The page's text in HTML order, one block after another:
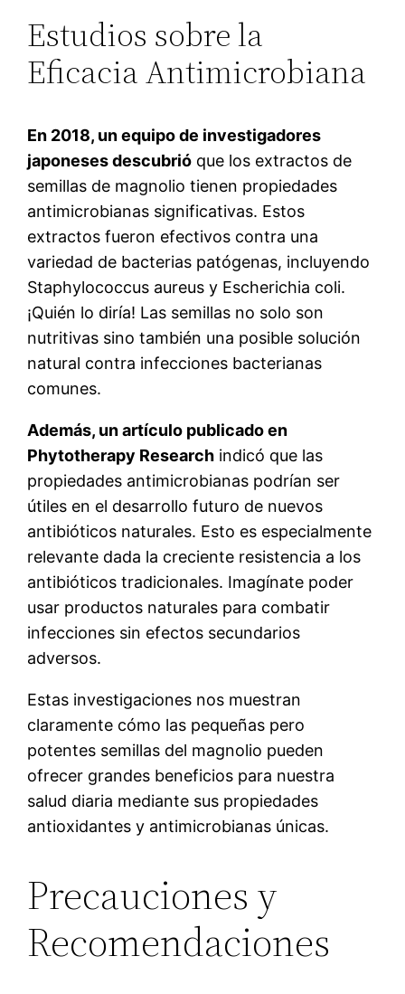
Estudios sobre la
Eficacia Antimicrobiana
En 2018, un equipo de investigadores
japoneses descubrió que los extractos de
semillas de magnolio tienen propiedades
antimicrobianas significativas. Estos
extractos fueron efectivos contra una
variedad de bacterias patógenas, incluyendo
Staphylococcus aureus y Escherichia coli.
¡Quién lo diría! Las semillas no solo son
nutritivas sino también una posible solución
natural contra infecciones bacterianas
comunes.
Además, un artículo publicado en
Phytotherapy Research indicó que las
propiedades antimicrobianas podrían ser
útiles en el desarrollo futuro de nuevos
antibióticos naturales. Esto es especialmente
relevante dada la creciente resistencia a los
antibióticos tradicionales. Imagínate poder
usar productos naturales para combatir
infecciones sin efectos secundarios
adversos.
Estas investigaciones nos muestran
claramente cómo las pequeñas pero
potentes semillas del magnolio pueden
ofrecer grandes beneficios para nuestra
salud diaria mediante sus propiedades
antioxidantes y antimicrobianas únicas.
Precauciones y
Recomendaciones